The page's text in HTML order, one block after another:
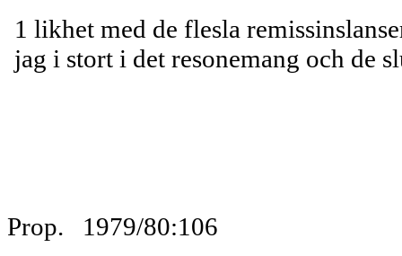
1 likhet med de flesla
jag i stort i det resonemang och de
Prop. 1979/80:106